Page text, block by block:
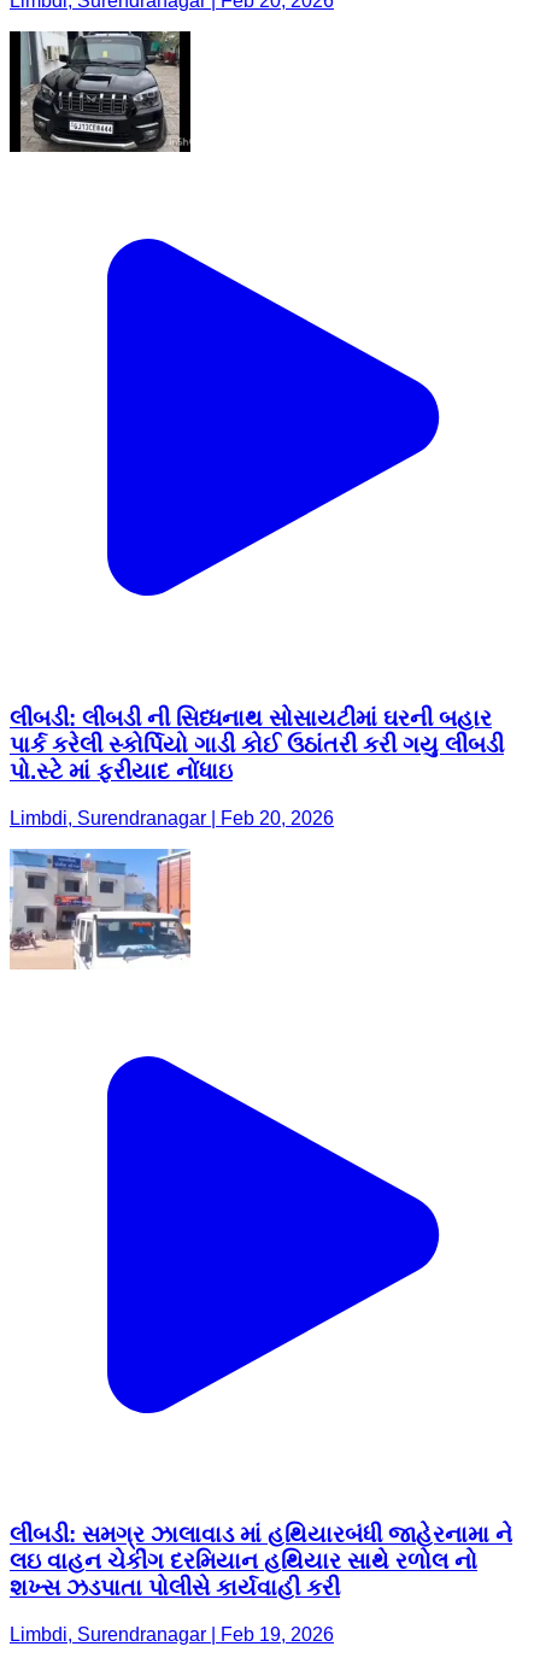
લીંબડી: લીંબડી ની સિધ્ધનાથ સોસાયટીમાં ઘરની બહાર
પાર્ક કરેલી સ્કોર્પિયો ગાડી કોઈ ઉઠાંતરી કરી ગયુ લીંબડી
પો.સ્ટે માં ફરીયાદ નોંધાઇ
Limbdi, Surendranagar | Feb 20, 2026
લીંબડી: સમગ્ર ઝાલાવાડ માં હથિયારબંધી જાહેરનામા ને
લઇ વાહન ચેકીંગ દરમિયાન હથિયાર સાથે રળોલ નો
શખ્સ ઝડપાતા પોલીસે કાર્યવાહી કરી
Limbdi, Surendranagar | Feb 19, 2026